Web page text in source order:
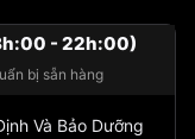
- 22h:00)
bị sẵn hàng
Và Bảo Dưỡng